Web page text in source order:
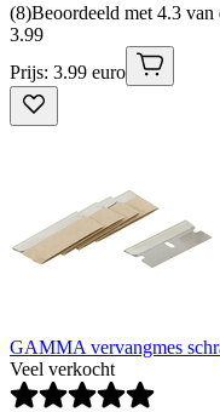
(8)Beoordeeld met 4.3
3.99
Prijs: 3.99 euro
GAMMA vervangmes
Veel verkocht